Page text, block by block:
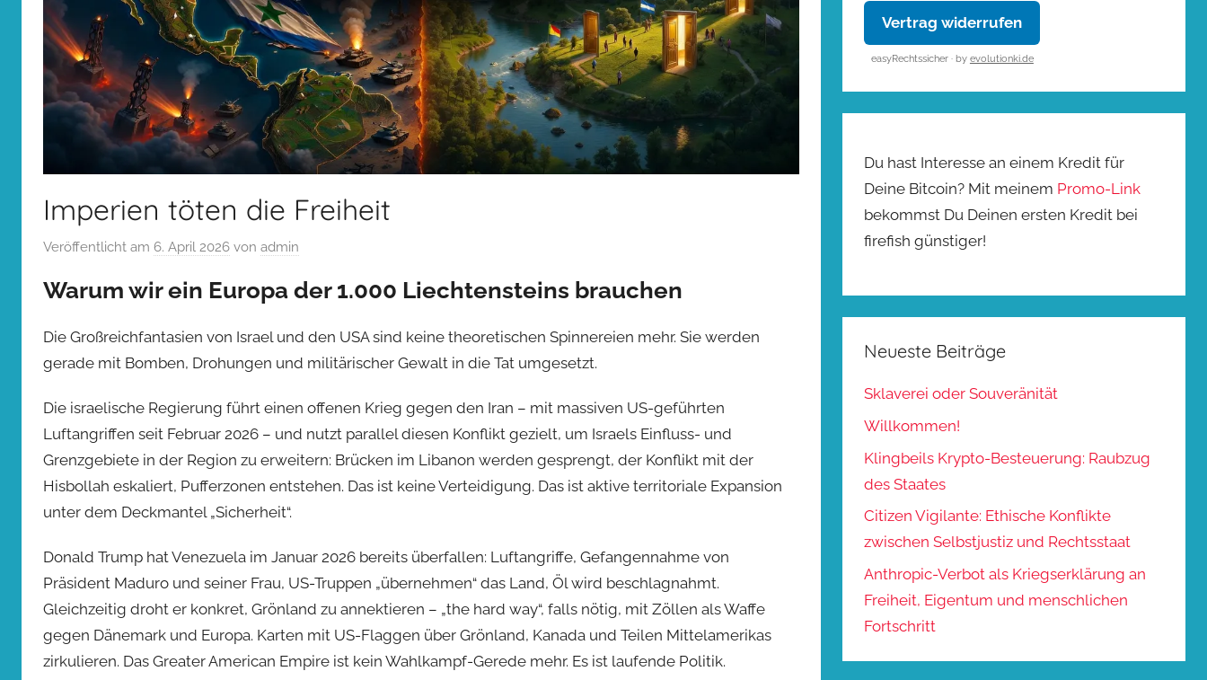
Imperien töten die Freiheit
Veröffentlicht am 6. April 2026 von admin
Warum wir ein Europa der 1.000 Liechtensteins brauchen
Die Großreichfantasien von Israel und den USA sind keine theoretischen Spinnereien mehr. Sie werden
gerade mit Bomben, Drohungen und militärischer Gewalt in die Tat umgesetzt.
Die israelische Regierung führt einen offenen Krieg gegen den Iran – mit massiven US-geführten
Luftangriffen seit Februar 2026 – und nutzt parallel diesen Konflikt gezielt, um Israels Einfluss- und
Grenzgebiete in der Region zu erweitern: Brücken im Libanon werden gesprengt, der Konflikt mit der
Hisbollah eskaliert, Pufferzonen entstehen. Das ist keine Verteidigung. Das ist aktive territoriale Expansion
unter dem Deckmantel „Sicherheit“.
Donald Trump hat Venezuela im Januar 2026 bereits überfallen: Luftangriffe, Gefangennahme von
Präsident Maduro und seiner Frau, US-Truppen „übernehmen“ das Land, Öl wird beschlagnahmt.
Gleichzeitig droht er konkret, Grönland zu annektieren – „the hard way“, falls nötig, mit Zöllen als Waffe
gegen Dänemark und Europa. Karten mit US-Flaggen über Grönland, Kanada und Teilen Mittelamerikas
zirkulieren. Das Greater American Empire ist kein Wahlkampf-Gerede mehr. Es ist laufende Politik.
Vertrag widerrufen
easyRechtssicher · by evolutionki.de
Du hast Interesse an einem Kredit für
Deine Bitcoin? Mit meinem Promo-Link
bekommst Du Deinen ersten Kredit bei
firefish günstiger!
Neueste Beiträge
Sklaverei oder Souveränität
Willkommen!
Klingbeils Krypto-Besteuerung: Raubzug
des Staates
Citizen Vigilante: Ethische Konflikte
zwischen Selbstjustiz und Rechtsstaat
Anthropic-Verbot als Kriegserklärung an
Freiheit, Eigentum und menschlichen
Fortschritt